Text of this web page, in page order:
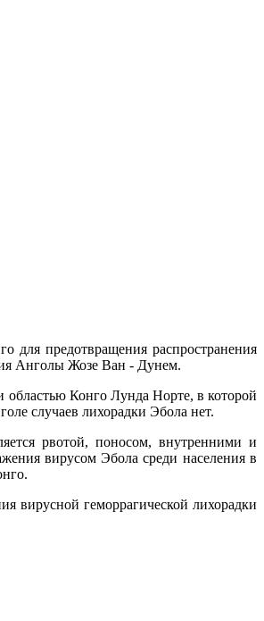
для предотвращения распространения
Анголы Жозе Ван - Дунем.
Конго Лунда Норте, в которой
случаев лихорадки Эбола нет.
рвотой, поносом, внутренними и
вирусом Эбола среди населения в
вирусной геморрагической лихорадки